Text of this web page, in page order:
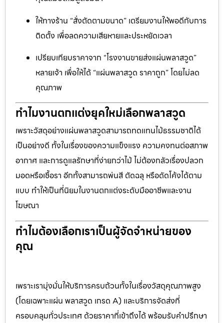
ให้ทางร้าน “สั่งตัดตามขนาด” เตรียมงานให้พอดีกับการ
ติดตั้ง เพื่อลดความเสียหายและประหยัดเวลา
เปรียบเทียบราคาจาก “โรงงานขายส่งแผ่นพลาสวูด”
หลายเจ้า เพื่อให้ได้ “แผ่นพลาสวูด ราคาถูก” โดยไม่ลด
คุณภาพ
ทำไมงานตกแต่งยุคใหม่เลือกพลาสวูด
เพราะวัสดุอย่างแผ่นพลาสวูดสามารถทดแทนไม้ธรรมชาติได้
เป็นอย่างดี ทั้งในเรื่องของความแข็งแรง ความคงทนต่อสภาพ
อากาศ และการดูแลรักษาที่ง่ายกว่าไม้ ไม่ต้องกลัวเรื่องปลวก
มอดหรือเชื้อรา อีกทั้งสามารถพ่นสี ตัดฉลุ หรือดัดโค้งได้ตาม
แบบ ทำให้เป็นที่นิยมในงานตกแต่งระดับมืออาชีพและงาน
โฆษณา
ทำไมต้องเลือกเราเป็นผู้จัดจำหน่ายของ
คุณ
เพราะเรามุ่งมั่นให้บริการครบถ้วนทั้งในเรื่องวัสดุคุณภาพสูง
(โดยเฉพาะแผ่น พลาสวูด เกรด A) และบริการจัดส่งที่
ครอบคลุมทั่วประเทศ ด้วยราคาที่เข้าถึงได้ พร้อมรับคำปรึกษา